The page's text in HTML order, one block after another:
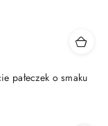
pałeczek o smaku